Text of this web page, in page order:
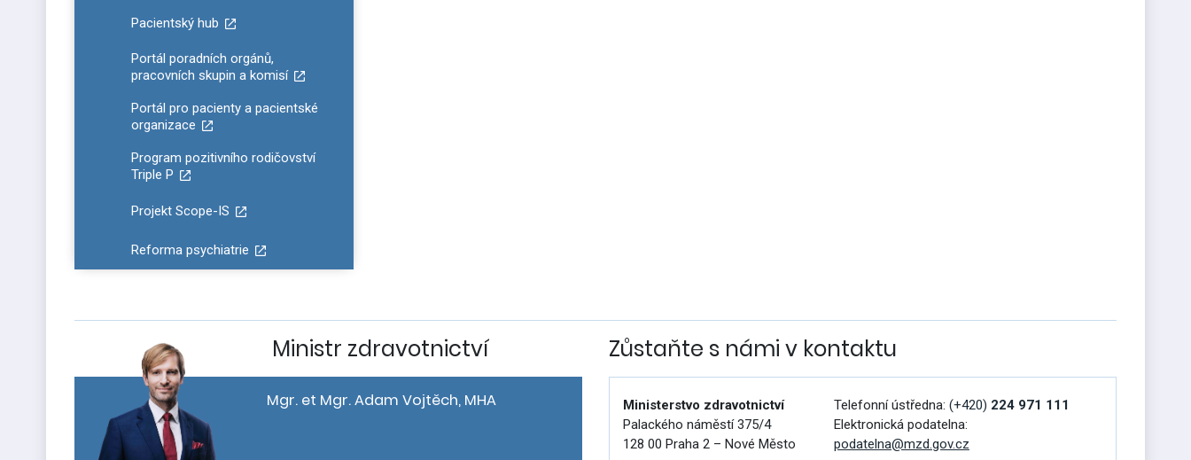
Pacientský hub
Portál poradních orgánů,
pracovních skupin a komisí
Portál pro pacienty a pacientské
organizace
Program pozitivního rodičovství
Triple P
Projekt Scope-IS
Reforma psychiatrie
Ministr zdravotnictví
Mgr. et Mgr. Adam Vojtěch, MHA
Zůstaňte s námi v kontaktu
Ministerstvo zdravotnictví
Palackého náměstí 375/4
128 00 Praha 2 – Nové Město
Telefonní ústředna: (+420) 224 971 111
Elektronická podatelna:
podatelna@mzd.gov.cz